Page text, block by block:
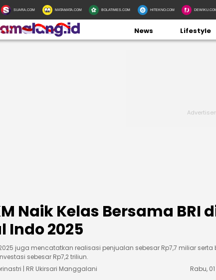
SUARA.COM MATAMATA.COM BOLATIMES.COM HITEKNO.COM
News Lifestyle
Naik Kelas Bersama BRI
Indo 2025
juga mencatatkan realisasi penjualan sebesar Rp7,7 miliar
sebesar Rp7,2 triliun.
| RR Ukirsari Manggalani
Rabu,